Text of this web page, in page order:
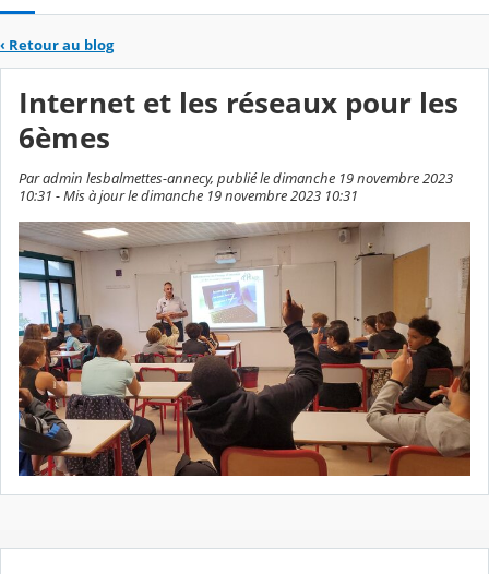
‹ Retour au blog
Internet et les réseaux pour les
6èmes
Par admin lesbalmettes-annecy, publié le dimanche 19 novembre 2023
10:31 - Mis à jour le dimanche 19 novembre 2023 10:31